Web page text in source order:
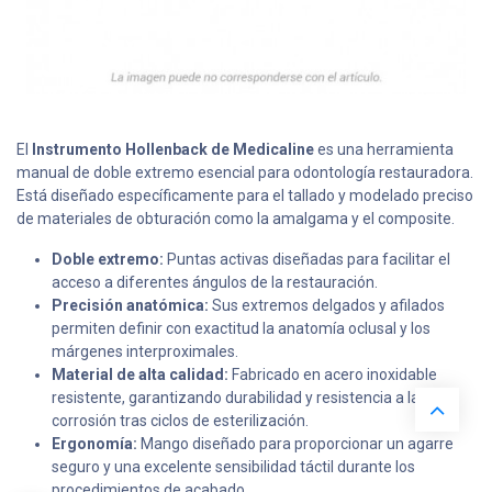
El Instrumento Hollenback de Medicalinees una herramienta
manual de doble extremo esencial para odontología restauradora.
Está diseñado específicamente para el tallado y modelado preciso
de materiales de obturación como la amalgama y el composite.
Doble extremo: Puntas activas diseñadas para facilitar el
acceso a diferentes ángulos de la restauración.
Precisión anatómica: Sus extremos delgados y afilados
permiten definir con exactitud la anatomía oclusal y los
márgenes interproximales.
Material de alta calidad: Fabricado en acero inoxidable
resistente, garantizando durabilidad y resistencia a la
corrosión tras ciclos de esterilización.
Ergonomía: Mango diseñado para proporcionar un agarre
seguro y una excelente sensibilidad táctil durante los